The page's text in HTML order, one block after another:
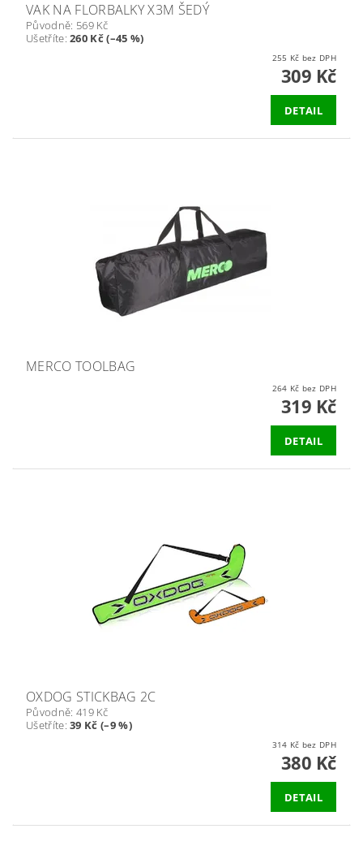
VAK NA FLORBALKY X3M ŠEDÝ
Původně: 569 Kč
Ušetříte:260 Kč (–45 %)
255 Kč bez DPH
309 Kč
DETAIL
MERCO TOOLBAG
264 Kč bez DPH
319 Kč
DETAIL
OXDOG STICKBAG 2C
Původně: 419 Kč
Ušetříte:39 Kč (–9 %)
314 Kč bez DPH
380 Kč
DETAIL